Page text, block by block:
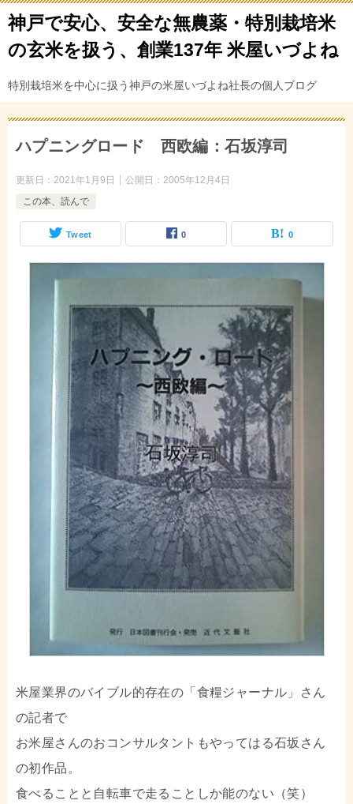
神戸で安心、安全な無農薬・特別栽培米
の玄米を扱う、創業137年 米屋いづよね
特別栽培米を中心に扱う神戸の米屋いづよね社長の個人ブログ
ハプニングロード 西欧編：石坂淳司
更新日： 2021年1月9日 公開日： 2005年12月4日
この本、読んで
Tweet 0 0
米屋業界のバイブル的存在の「食糧ジャーナル」さん
の記者で
お米屋さんのおコンサルタントもやってはる石坂さん
の初作品。
食べることと自転車で走ることしか能のない（笑）